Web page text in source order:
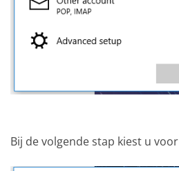
Bij de volgende stap kiest u voor